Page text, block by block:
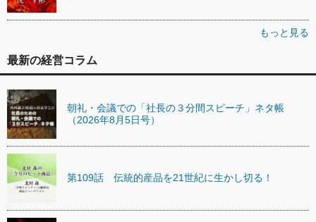
もっと見る
最新の経営コラム
朝礼・会議での「社長の３分間スピーチ」ネタ帳
（2026年8月5日号）
第109話 伝統的産品を21世紀に生かし切る！